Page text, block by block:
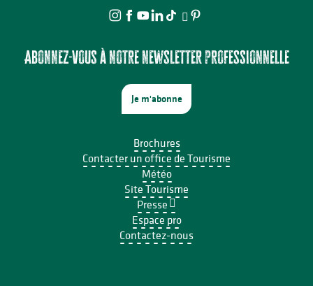
Abonnez-vous à notre newsletter professionnelle
Je m'abonne
Brochures
Contacter un office de Tourisme
Météo
Site Tourisme
Presse
Espace pro
Contactez-nous